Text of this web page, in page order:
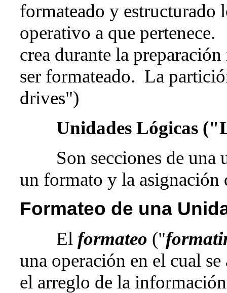
formateado y estructurado
operativo a que
crea durante la
ser formateado. La
drives")
Unidades Lógicas
Son secciones de una
un formato y la asignación
Formateo de una
El formateo ("
una operación en el cual
el arreglo de la